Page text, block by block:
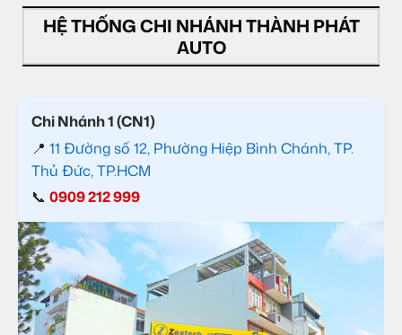
HỆ THỐNG CHI NHÁNH THÀNH PHÁT
AUTO
Chi Nhánh 1 (CN1)
📍 11 Đường số 12, Phường Hiệp Bình Chánh, TP.
Thủ Đức, TP.HCM
📞 0909 212 999